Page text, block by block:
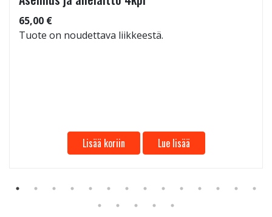
65,00 €
Tuote on noudettava liikkeestä.
Lisää koriin Lue lisää